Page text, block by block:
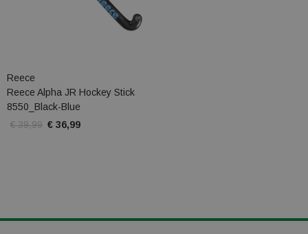
Reece
Reece Alpha JR Hockey Stick
8550_Black-Blue
€ 39,99 € 36,99